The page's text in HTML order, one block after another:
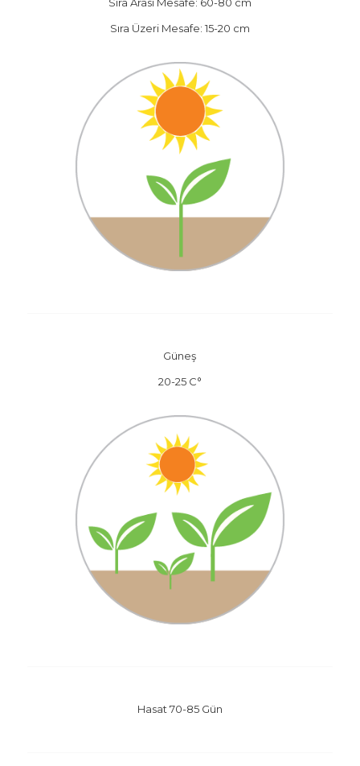
Sıra Üzeri Mesafe: 15-20 cm
Güneş
20-25 C°
Hasat 70-85 Gün